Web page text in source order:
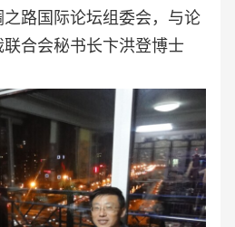
之路国际论坛组委会，与论
合会秘书长卞洪登博士